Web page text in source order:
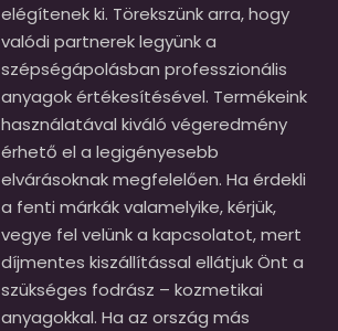
elégítenek ki. Törekszünk arra, hogy
valódi partnerek legyünk a
szépségápolásban professzionális
anyagok értékesítésével. Termékeink
használatával kiváló végeredmény
érhető el a legigényesebb
elvárásoknak megfelelően. Ha érdekli
a fenti márkák valamelyike, kérjük,
vegye fel velünk a kapcsolatot, mert
díjmentes kiszállítással ellátjuk Önt a
szükséges fodrász – kozmetikai
anyagokkal. Ha az ország más